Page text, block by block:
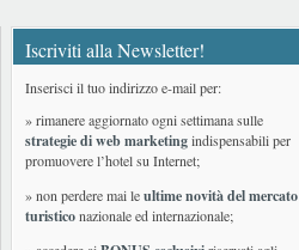
Iscriviti alla Newsletter!
Inserisci il tuo indirizzo e-mail per:
» rimanere aggiornato ogni settimana sulle
strategie di web marketingindispensabili per
promuovere l’hotel su Internet;
» non perdere mai leultime novità del mercato
turisticonazionale ed internazionale;